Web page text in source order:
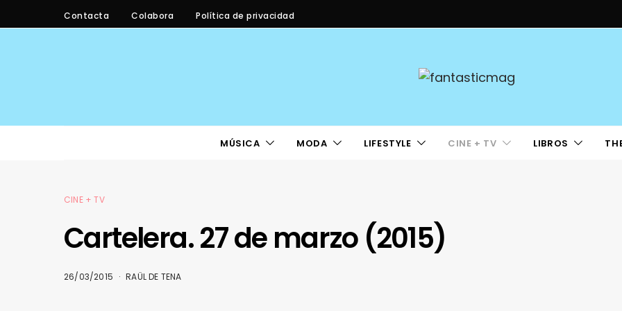
Contacta Colabora Política de privacidad
MÚSICA MODA LIFESTYLE CINE + TV LIBROS
CINE + TV
Cartelera. 27 de marzo (2015)
26/03/2015 RAÜL DE TENA